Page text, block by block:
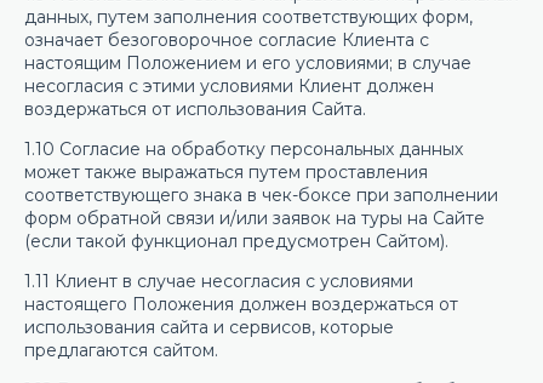
данных, путем заполнения соответствующих форм,
означает безоговорочное согласие Клиента с
настоящим Положением и его условиями; в случае
несогласия с этими условиями Клиент должен
воздержаться от использования Сайта.
1.10 Согласие на обработку персональных данных
может также выражаться путем проставления
соответствующего знака в чек-боксе при заполнении
форм обратной связи и/или заявок на туры на Сайте
(если такой функционал предусмотрен Сайтом).
1.11 Клиент в случае несогласия с условиями
настоящего Положения должен воздержаться от
использования сайта и сервисов, которые
предлагаются сайтом.